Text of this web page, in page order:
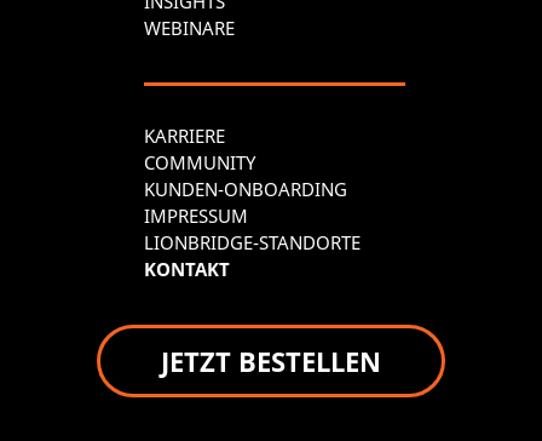
WEBINARE
KARRIERE
COMMUNITY
KUNDEN-ONBOARDING
IMPRESSUM
LIONBRIDGE-STANDORTE
KONTAKT
JETZT BESTELLEN